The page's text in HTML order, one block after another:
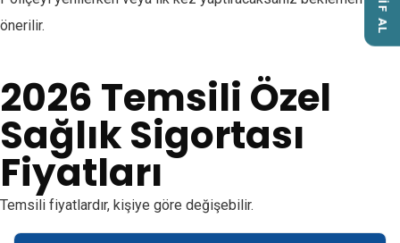
önerilir.
2026 Temsili Özel
Sağlık Sigortası
Fiyatları
Temsili fiyatlardır, kişiye göre değişebilir.